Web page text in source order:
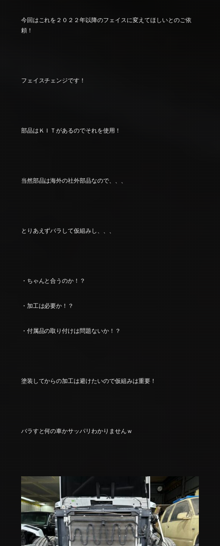
今回はこれを２０２２年以降のフェイスに変えてほしいとのご依
頼！
フェイスチェンジです！
部品はＫＩＴがあるのでそれを使用！
当然部品は海外の社外部品なので、、、
とりあえずバラして仮組みし、、、
・ちゃんと合うのか！？
・加工は必要か！？
・付属品の取り付けは問題ないか！？
塗装してからの加工は避けたいので仮組みは重要！
バラすと何の車かサッパリわかりませんｗ